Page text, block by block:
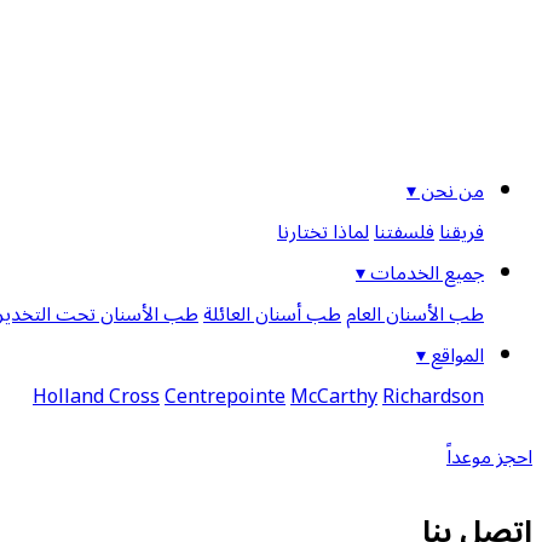
من نحن ▾
فريقنافلسفتنالماذا تختارنا
جميع الخدمات ▾
طب الأسنان العامطب أسنان العائلةطب الأسنان تحت
المواقع ▾
Holland CrossCentrepointeMcCarthyRichardson
احجز موعداً